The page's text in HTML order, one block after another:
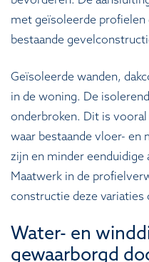
met geïsoleerde profielen
bestaande
Geïsoleerde wanden,
in de woning. De
onderbroken. Dit is
waar bestaande vloer- en
zijn en minder eenduidige
Maatwerk in de
constructie deze variaties
Water- en
gewaarborgd